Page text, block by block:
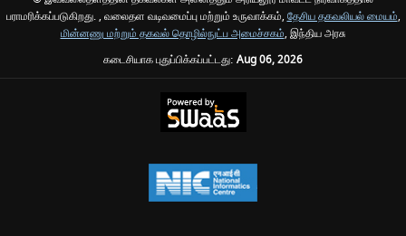
பராமரிக்கப்படுகிறது. , வலைதள வடிவமைப்பு மற்றும் உருவாக்கம், தேசிய தகவலியல் மையம்,
மின்னணு மற்றும் தகவல் தொழில்நுட்ப அமைச்சகம், இந்திய அரசு
கடைசியாக புதுப்பிக்கப்பட்டது: Aug 06, 2026